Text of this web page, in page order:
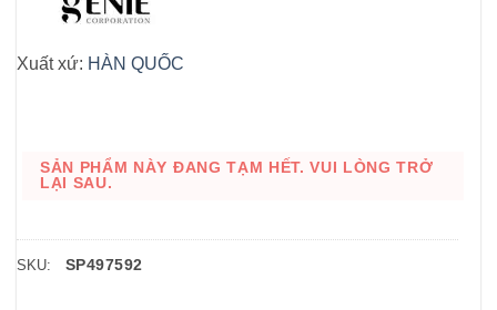
Xuất xứ: HÀN QUỐC
SẢN PHẨM NÀY ĐANG TẠM HẾT. VUI LÒNG TRỞ
LẠI SAU.
SKU: SP497592